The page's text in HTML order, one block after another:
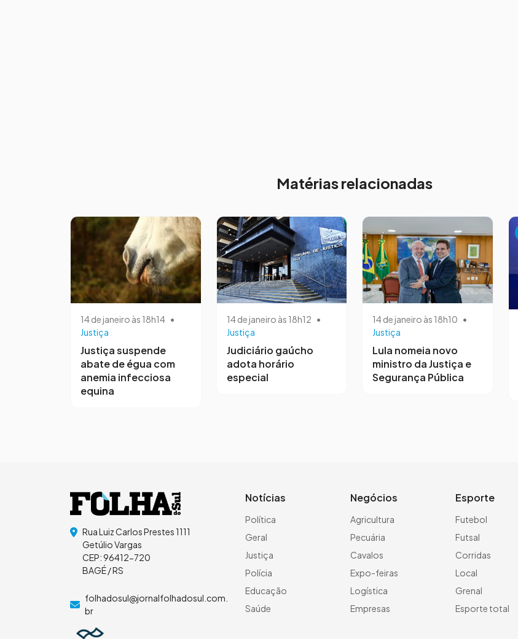
Matérias relacionadas
14 de janeiro às 18h14 •
Justiça
Justiça suspende
abate de égua com
anemia infecciosa
equina
14 de janeiro às 18h12 •
Justiça
Judiciário gaúcho
adota horário
especial
14 de janeiro às 18h10 •
Justiça
Lula nomeia novo
ministro da Justiça e
Segurança Pública
Rua Luiz Carlos Prestes 1111
Getúlio Vargas
CEP: 96412-720
BAGÉ / RS
folhadosul@jornalfolhadosul.com.
br
Notícias
Política
Geral
Justiça
Polícia
Educação
Saúde
Negócios
Agricultura
Pecuária
Cavalos
Expo-feiras
Logística
Empresas
Esporte
Futebol
Futsal
Corridas
Local
Grenal
Esporte total